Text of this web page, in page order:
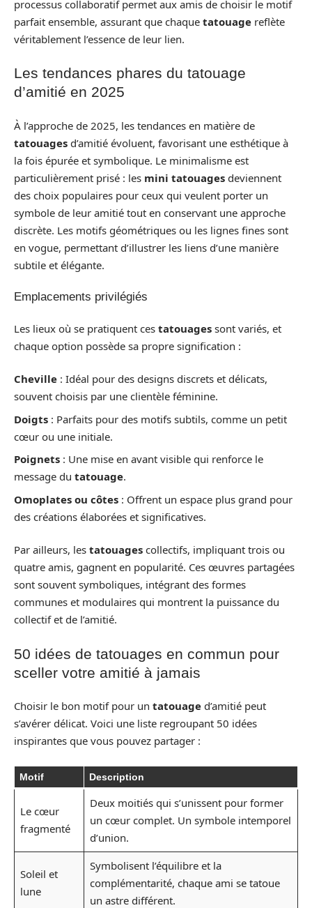
processus collaboratif permet aux amis de choisir le motif
parfait ensemble, assurant que chaque tatouage reflète
véritablement l’essence de leur lien.
Les tendances phares du tatouage
d’amitié en 2025
À l’approche de 2025, les tendances en matière de
tatouages d’amitié évoluent, favorisant une esthétique à
la fois épurée et symbolique. Le minimalisme est
particulièrement prisé : les mini tatouages deviennent
des choix populaires pour ceux qui veulent porter un
symbole de leur amitié tout en conservant une approche
discrète. Les motifs géométriques ou les lignes fines sont
en vogue, permettant d’illustrer les liens d’une manière
subtile et élégante.
Emplacements privilégiés
Les lieux où se pratiquent ces tatouages sont variés, et
chaque option possède sa propre signification :
Cheville : Idéal pour des designs discrets et délicats,
souvent choisis par une clientèle féminine.
Doigts : Parfaits pour des motifs subtils, comme un petit
cœur ou une initiale.
Poignets : Une mise en avant visible qui renforce le
message du tatouage.
Omoplates ou côtes : Offrent un espace plus grand pour
des créations élaborées et significatives.
Par ailleurs, les tatouages collectifs, impliquant trois ou
quatre amis, gagnent en popularité. Ces œuvres partagées
sont souvent symboliques, intégrant des formes
communes et modulaires qui montrent la puissance du
collectif et de l’amitié.
50 idées de tatouages en commun pour
sceller votre amitié à jamais
Choisir le bon motif pour un tatouage d’amitié peut
s’avérer délicat. Voici une liste regroupant 50 idées
inspirantes que vous pouvez partager :
Motif Description
Le cœur
fragmenté
Deux moitiés qui s’unissent pour former
un cœur complet. Un symbole intemporel
d’union.
Soleil et
lune
Symbolisent l’équilibre et la
complémentarité, chaque ami se tatoue
un astre différent.